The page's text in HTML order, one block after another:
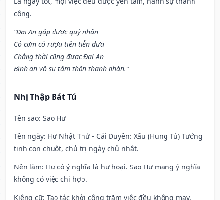
công.
“Đại An gặp được quý nhân
Có cơm có rượu tiền tiễn đưa
Chẳng thời cũng được Đại An
Bình an vô sự tấm thân thanh nhàn.”
Nhị Thập Bát Tú
Tên sao: Sao Hư
Tên ngày: Hư Nhật Thử - Cái Duyên: Xấu (Hung Tú) Tướng
tinh con chuột, chủ trị ngày chủ nhật.
Nên làm: Hư có ý nghĩa là hư hoại. Sao Hư mang ý nghĩa
không có việc chi hợp.
Kiêng cữ: Tạo tác khởi công trăm việc đều không may.